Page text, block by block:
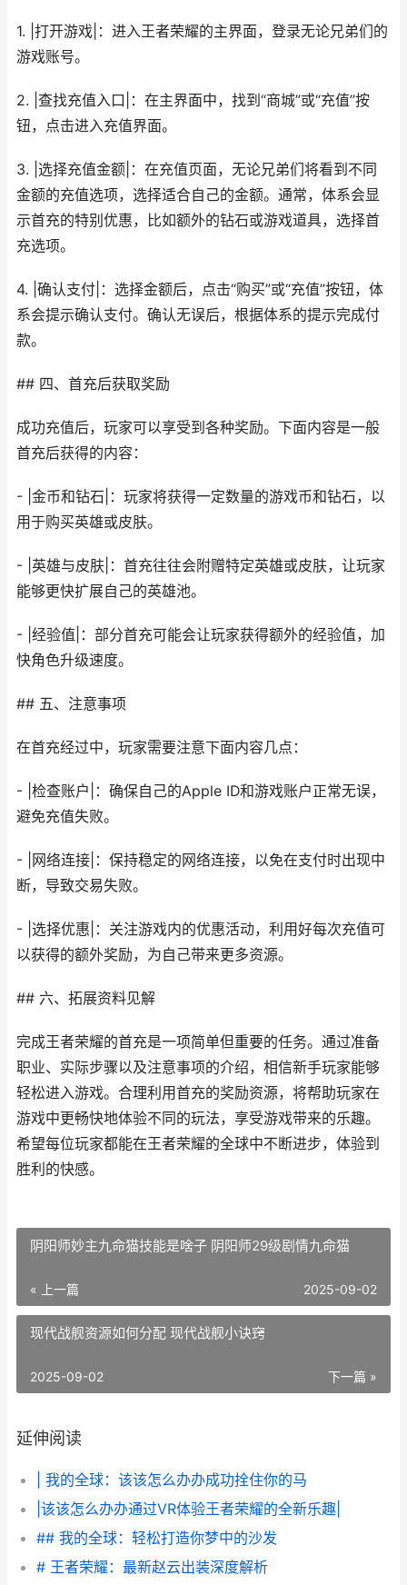
1. |打开游戏|：进入王者荣耀的主界面，登录无论兄弟们的
游戏账号。
2. |查找充值入口|：在主界面中，找到“商城”或“充值”按
钮，点击进入充值界面。
3. |选择充值金额|：在充值页面，无论兄弟们将看到不同
金额的充值选项，选择适合自己的金额。通常，体系会显
示首充的特别优惠，比如额外的钻石或游戏道具，选择首
充选项。
4. |确认支付|：选择金额后，点击“购买”或“充值”按钮，体
系会提示确认支付。确认无误后，根据体系的提示完成付
款。
## 四、首充后获取奖励
成功充值后，玩家可以享受到各种奖励。下面内容是一般
首充后获得的内容：
- |金币和钻石|：玩家将获得一定数量的游戏币和钻石，以
用于购买英雄或皮肤。
- |英雄与皮肤|：首充往往会附赠特定英雄或皮肤，让玩家
能够更快扩展自己的英雄池。
- |经验值|：部分首充可能会让玩家获得额外的经验值，加
快角色升级速度。
## 五、注意事项
在首充经过中，玩家需要注意下面内容几点：
- |检查账户|：确保自己的Apple ID和游戏账户正常无误，
避免充值失败。
- |网络连接|：保持稳定的网络连接，以免在支付时出现中
断，导致交易失败。
- |选择优惠|：关注游戏内的优惠活动，利用好每次充值可
以获得的额外奖励，为自己带来更多资源。
## 六、拓展资料见解
完成王者荣耀的首充是一项简单但重要的任务。通过准备
职业、实际步骤以及注意事项的介绍，相信新手玩家能够
轻松进入游戏。合理利用首充的奖励资源，将帮助玩家在
游戏中更畅快地体验不同的玩法，享受游戏带来的乐趣。
希望每位玩家都能在王者荣耀的全球中不断进步，体验到
胜利的快感。
阴阳师妙主九命猫技能是啥子 阴阳师29级剧情九命猫
« 上一篇 2025-09-02
现代战舰资源如何分配 现代战舰小诀窍
下一篇 »
2025-09-02
延伸阅读
| 我的全球：该该怎么办办成功拴住你的马
|该该怎么办办通过VR体验王者荣耀的全新乐趣|
## 我的全球：轻松打造你梦中的沙发
# 王者荣耀：最新赵云出装深度解析